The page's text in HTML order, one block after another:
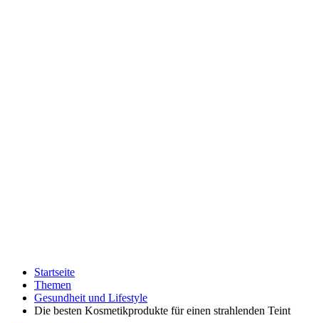
Startseite
Themen
Gesundheit und Lifestyle
Die besten Kosmetikprodukte für einen strahlenden Teint